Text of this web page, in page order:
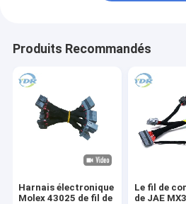
Produits Recommandés
Harnais électronique
Molex 43025 de fil de
Le fil de
de JAE